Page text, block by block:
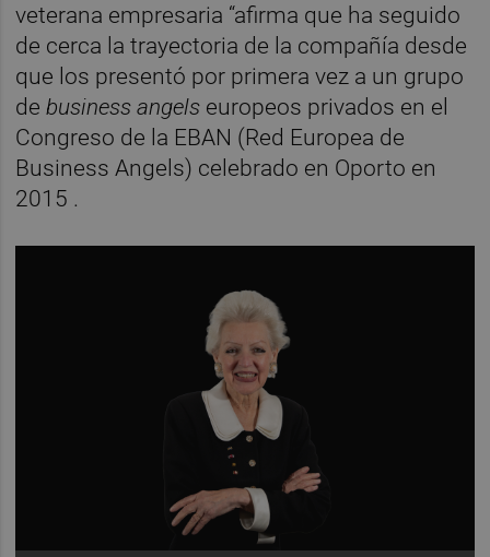
veterana empresaria “afirma que ha seguido
de cerca la trayectoria de la compañía desde
que los presentó por primera vez a un grupo
debusiness angels europeos privados en el
Congreso de la EBAN (Red Europea de
Business Angels) celebrado en Oporto en
2015 .